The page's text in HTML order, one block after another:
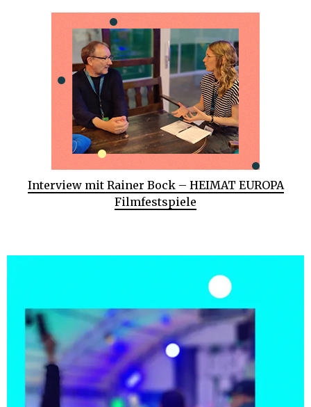
Interview mit Rainer Bock – HEIMAT EUROPA
Filmfestspiele